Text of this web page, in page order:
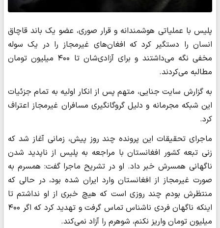
پلیس با عملیاتی هوشمندانه و قرار صوری، عضو یک باند قاچاق
انسان را دستگیر کرد که افغان‌های غیرمجاز را در یک سوله
مخفی نگه می‌داشتند و برای آزادی‌شان تا ۴۰۰ میلیون تومان
مطالبه می‌کردند.
به گزارش سایت جنایی، متهم پس از انکار اولیه به تمام جزئیات
این شبکه مجرمانه و دلیل گروگانگیری مسافران غیرمجاز اعتراف
کرد.
ماجرای تحقیقات این پرونده چند روز پیش، زمانی آغاز شد که
زنی تبعه کشور افغانستان با مراجعه به پلیس از ناپدید شدن
ناگهانی همسرش خبر داد. او در تشریح ماجرا گفت: همسرم به
صورت غیرمجاز از افغانستان وارد ایران شده بود، در حالی که
منتظرش بودم چند روزی است که هیچ خبری از او نداشتم تا
اینکه ناگهان فردی ناشناس تماس گرفت و تهدید کرد که اگر ۴۰۰
میلیون تومان واریز نکنم، شوهرم را آزاد نمی‌کند.